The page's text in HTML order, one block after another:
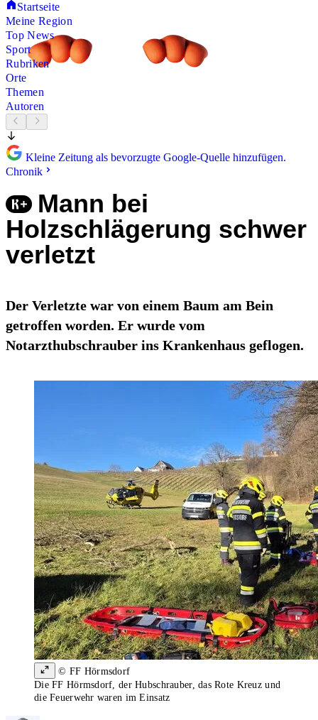
Startseite
Meine Region
Top News
Sport
Rubriken
Orte
Themen
Autoren
Kleine Zeitung als bevorzugte Google-Quelle hinzufügen.
Chronik
Mann bei
Holzschlägerung schwer
verletzt
Der Verletzte war von einem Baum am Bein
getroffen worden. Er wurde vom
Notarzthubschrauber ins Krankenhaus geflogen.
© FF Hörmsdorf
Die FF Hörmsdorf, der Hubschrauber, das Rote Kreuz und
die Feuerwehr waren im Einsatz